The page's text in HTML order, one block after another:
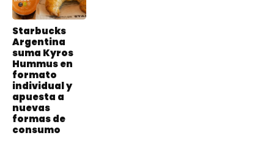
Starbucks
Argentina
suma Kyros
Hummus en
formato
individual y
apuesta a
nuevas
formas de
consumo